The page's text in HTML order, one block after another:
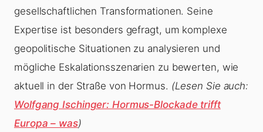
gesellschaftlichen Transformationen. Seine
Expertise ist besonders gefragt, um komplexe
geopolitische Situationen zu analysieren und
mögliche Eskalationsszenarien zu bewerten, wie
aktuell in der Straße von Hormus. (Lesen Sie auch:
Wolfgang Ischinger: Hormus-Blockade trifft
Europa – was)